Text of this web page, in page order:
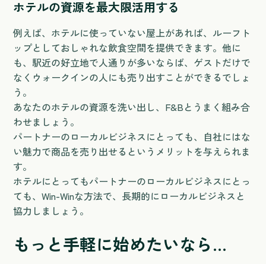
ホテルの資源を最大限活用する
例えば、ホテルに使っていない屋上があれば、ルーフト
ップとしておしゃれな飲食空間を提供できます。他に
も、駅近の好立地で人通りが多いならば、ゲストだけで
なくウォークインの人にも売り出すことができるでしょ
う。
あなたのホテルの資源を洗い出し、F&Bとうまく組み合
わせましょう。
パートナーのローカルビジネスにとっても、自社にはな
い魅力で商品を売り出せるというメリットを与えられま
す。
ホテルにとってもパートナーのローカルビジネスにとっ
ても、Win-Winな方法で、長期的にローカルビジネスと
協力しましょう。
もっと手軽に始めたいなら…